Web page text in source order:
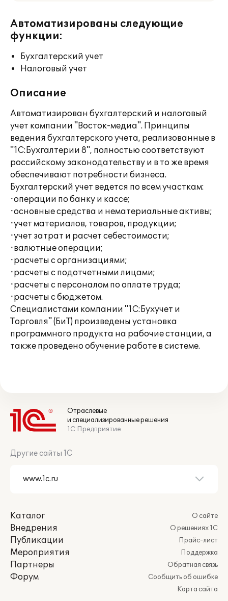
Автоматизированы следующие
функции:
Бухгалтерский учет
Налоговый учет
Описание
Автоматизирован бухгалтерский и налоговый
учет компании "Восток-медиа". Принципы
ведения бухгалтерского учета, реализованные в
"1С:Бухгалтерии 8", полностью соответствуют
российскому законодательству и в то же время
обеспечивают потребности бизнеса.
Бухгалтерский учет ведется по всем участкам:
·операции по банку и кассе;
·основные средства и нематериальные активы;
·учет материалов, товаров, продукции;
·учет затрат и расчет себестоимости;
·валютные операции;
·расчеты с организациями;
·расчеты с подотчетными лицами;
·расчеты с персоналом по оплате труда;
·расчеты с бюджетом.
Специалистами компании "1С:Бухучет и
Торговля" (БиТ) произведены установка
программного продукта на рабочие станции, а
также проведено обучение работе в системе.
Отраслевые
и специализированные решения
1С:Предприятие
Другие сайты 1С
Каталог
Внедрения
Публикации
Мероприятия
Партнеры
Форум
О сайте
О решениях 1С
Прайс-лист
Поддержка
Обратная связь
Сообщить об ошибке
Карта сайта